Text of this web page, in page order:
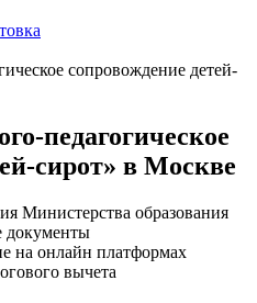
сопровождение детей-
педагогическое
сирот» в Москве
Министерства образования
документы
на онлайн платформах
вычета